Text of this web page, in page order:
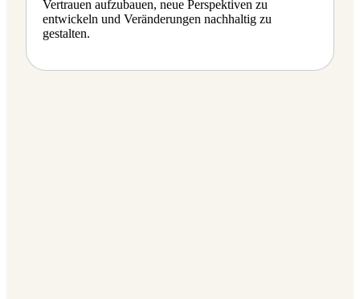
Vertrauen aufzubauen, neue Perspektiven zu
entwickeln und Veränderungen nachhaltig zu
gestalten.